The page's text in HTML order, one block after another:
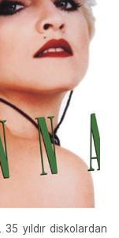
35 yıldır diskolardan